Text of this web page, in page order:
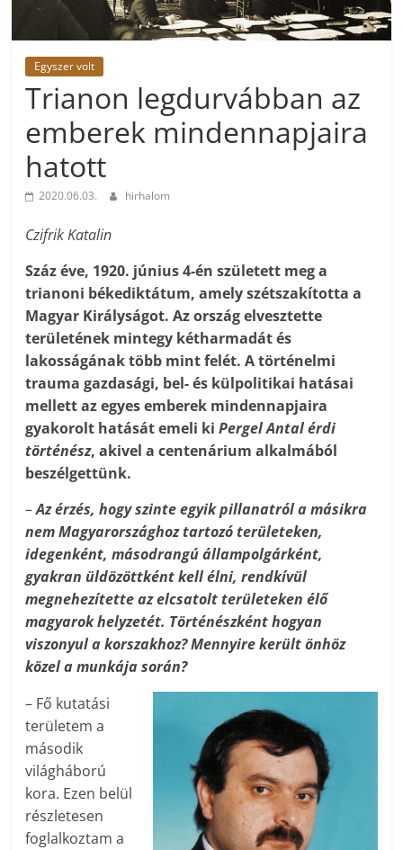
Egyszer volt
Trianon legdurvábban az
emberek mindennapjaira
hatott
2020.06.03. hirhalom
Czifrik Katalin
Száz éve, 1920. június 4-én született meg a
trianoni békediktátum, amely szétszakította a
Magyar Királyságot. Az ország elvesztette
területének mintegy kétharmadát és
lakosságának több mint felét. A történelmi
trauma gazdasági, bel- és külpolitikai hatásai
mellett az egyes emberek mindennapjaira
gyakorolt hatását emeli kiPergel Antal érdi
történész, akivel a centenárium alkalmából
beszélgettünk.
–Az érzés, hogy szinte egyik pillanatról a másikra
nem Magyarországhoz tartozó területeken,
idegenként, másodrangú állampolgárként,
gyakran üldözöttként kell élni, rendkívül
megnehezítette az elcsatolt területeken élő
magyarok helyzetét. Történészként hogyan
viszonyul a korszakhoz? Mennyire került önhöz
közel a munkája során?
– Fő kutatási
területem a
második
világháború
kora. Ezen belül
részletesen
foglalkoztam a